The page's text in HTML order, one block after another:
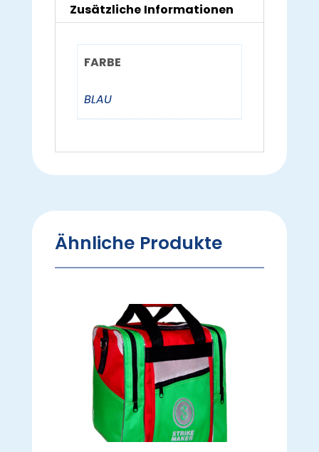
Zusätzliche Informationen
FARBE
BLAU
Ähnliche Produkte